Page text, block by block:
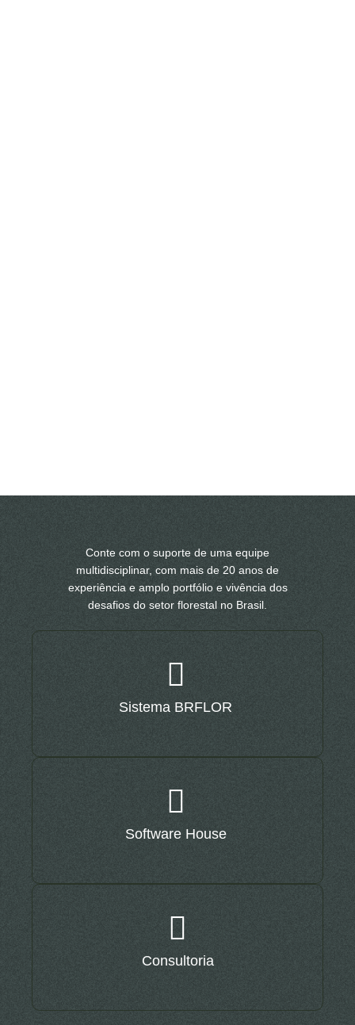
Conte com o suporte de uma equipe
multidisciplinar, com mais de 20 anos de
experiência e amplo portfólio e vivência dos
desafios do setor florestal no Brasil.
Sistema BRFLOR
Software House
Consultoria